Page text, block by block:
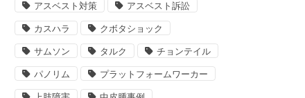
アスベスト対策 アスベスト訴訟
カスハラ クボタショック
サムソン タルク チョンテイル
パノリム プラットフォームワーカー